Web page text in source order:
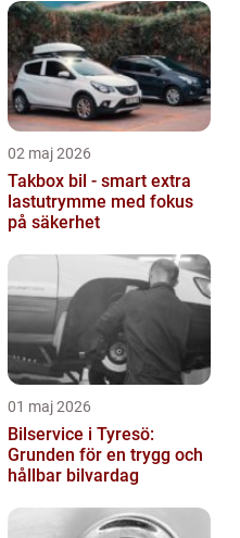
02 maj 2026
Takbox bil - smart extra
lastutrymme med fokus
på säkerhet
01 maj 2026
Bilservice i Tyresö:
Grunden för en trygg och
hållbar bilvardag